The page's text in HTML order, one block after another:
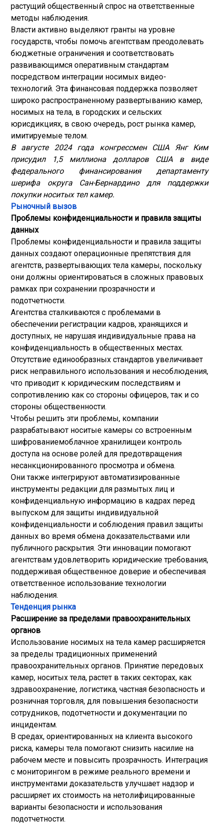
растущий общественный спрос на ответственные
методы наблюдения.
Власти активно выделяют гранты на уровне
государств, чтобы помочь агентствам преодолевать
бюджетные ограничения и соответствовать
развивающимся оперативным стандартам
посредством интеграции носимых видео-
технологий. Эта финансовая поддержка позволяет
широко распространенному развертыванию камер,
носимых на тела, в городских и сельских
юрисдикциях, в свою очередь, рост рынка камер,
имитируемые телом.
В августе 2024 года конгрессмен США Янг Ким
присудил 1,5 миллиона долларов США в виде
федерального финансирования департаменту
шерифа округа Сан-Бернардино для поддержки
покупки носитых тел камер.
Рыночный вызов
Проблемы конфиденциальности и правила защиты
данных
Проблемы конфиденциальности и правила защиты
данных создают операционные препятствия для
агентств, развертывающих тела камеры, поскольку
они должны ориентироваться в сложных правовых
рамках при сохранении прозрачности и
подотчетности.
Агентства сталкиваются с проблемами в
обеспечении регистрации кадров, хранящихся и
доступных, не нарушая индивидуальные права на
конфиденциальность в общественных местах.
Отсутствие единообразных стандартов увеличивает
риск неправильного использования и несоблюдения,
что приводит к юридическим последствиям и
сопротивлению как со стороны офицеров, так и со
стороны общественности.
Чтобы решить эти проблемы, компании
разрабатывают носитые камеры со встроенным
шифрованиемоблачное хранилищеи контроль
доступа на основе ролей для предотвращения
несанкционированного просмотра и обмена.
Они также интегрируют автоматизированные
инструменты редакции для размытых лиц и
конфиденциальную информацию в кадрах перед
выпуском для защиты индивидуальной
конфиденциальности и соблюдения правил защиты
данных во время обмена доказательствами или
публичного раскрытия. Эти инновации помогают
агентствам удовлетворить юридические требования,
поддерживая общественное доверие и обеспечивая
ответственное использование технологии
наблюдения.
Тенденция рынка
Расширение за пределами правоохранительных
органов
Использование носимых на тела камер расширяется
за пределы традиционных применений
правоохранительных органов. Принятие передовых
камер, носитых тела, растет в таких секторах, как
здравоохранение, логистика, частная безопасность и
розничная торговля, для повышения безопасности
сотрудников, подотчетности и документации по
инцидентам.
В средах, ориентированных на клиента высокого
риска, камеры тела помогают снизить насилие на
рабочем месте и повысить прозрачность. Интеграция
с мониторингом в режиме реального времени и
инструментами доказательств улучшает надзор и
расширяет их стоимость на нетолифицированные
варианты безопасности и использования
подотчетности.